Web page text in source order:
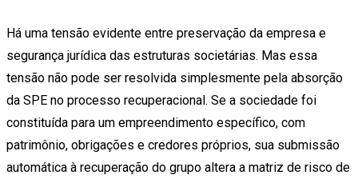
Há uma tensão evidente entre preservação da empresa e
segurança jurídica das estruturas societárias. Mas essa
tensão não pode ser resolvida simplesmente pela absorção
da SPE no processo recuperacional. Se a sociedade foi
constituída para um empreendimento específico, com
patrimônio, obrigações e credores próprios, sua submissão
automática à recuperação do grupo altera a matriz de risco de